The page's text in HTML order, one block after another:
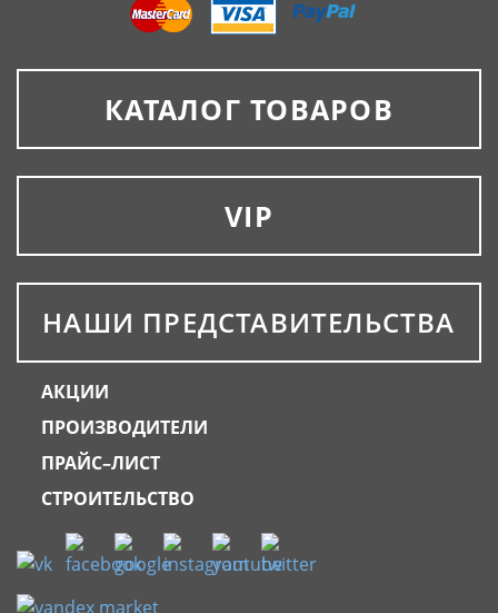
КАТАЛОГ ТОВАРОВ
VIP
НАШИ ПРЕДСТАВИТЕЛЬСТВА
АКЦИИ
ПРОИЗВОДИТЕЛИ
ПРАЙС–ЛИСТ
СТРОИТЕЛЬСТВО